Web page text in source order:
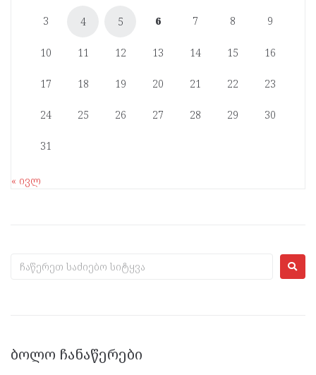
3 4 5 6 7 8 9
10 11 12 13 14 15 16
17 18 19 20 21 22 23
24 25 26 27 28 29 30
31
« ივლ
ᲑᲝᲚᲝ ᲩᲐᲜᲐᲬᲔᲠᲔᲑᲘ